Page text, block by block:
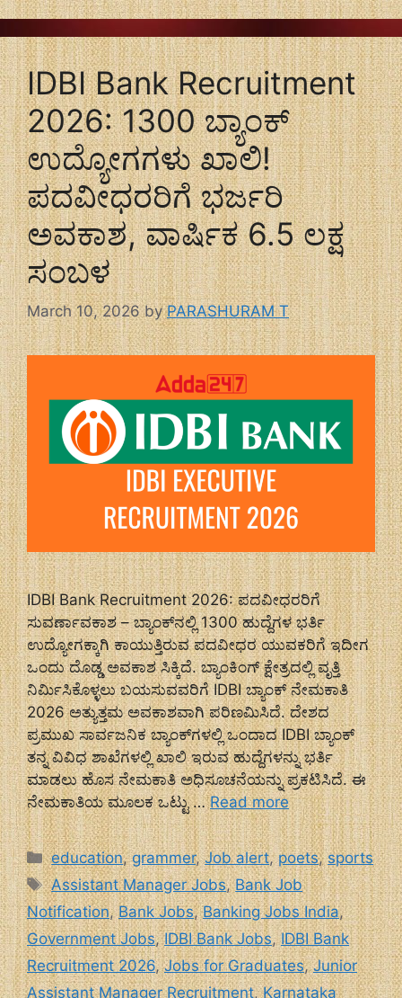
IDBI Bank Recruitment
2026: 1300 ಬ್ಯಾಂಕ್
ಉದ್ಯೋಗಗಳು ಖಾಲಿ!
ಪದವೀಧರರಿಗೆ ಭರ್ಜರಿ
ಅವಕಾಶ, ವಾರ್ಷಿಕ 6.5 ಲಕ್ಷ
ಸಂಬಳ
March 10, 2026 byPARASHURAM T
IDBI Bank Recruitment 2026: ಪದವೀಧರರಿಗೆ
ಸುವರ್ಣಾವಕಾಶ – ಬ್ಯಾಂಕ್‌ನಲ್ಲಿ 1300 ಹುದ್ದೆಗಳ ಭರ್ತಿ
ಉದ್ಯೋಗಕ್ಕಾಗಿ ಕಾಯುತ್ತಿರುವ ಪದವೀಧರ ಯುವಕರಿಗೆ ಇದೀಗ
ಒಂದು ದೊಡ್ಡ ಅವಕಾಶ ಸಿಕ್ಕಿದೆ. ಬ್ಯಾಂಕಿಂಗ್ ಕ್ಷೇತ್ರದಲ್ಲಿ ವೃತ್ತಿ
ನಿರ್ಮಿಸಿಕೊಳ್ಳಲು ಬಯಸುವವರಿಗೆ IDBI ಬ್ಯಾಂಕ್ ನೇಮಕಾತಿ
2026 ಅತ್ಯುತ್ತಮ ಅವಕಾಶವಾಗಿ ಪರಿಣಮಿಸಿದೆ. ದೇಶದ
ಪ್ರಮುಖ ಸಾರ್ವಜನಿಕ ಬ್ಯಾಂಕ್‌ಗಳಲ್ಲಿ ಒಂದಾದ IDBI ಬ್ಯಾಂಕ್
ತನ್ನ ವಿವಿಧ ಶಾಖೆಗಳಲ್ಲಿ ಖಾಲಿ ಇರುವ ಹುದ್ದೆಗಳನ್ನು ಭರ್ತಿ
ಮಾಡಲು ಹೊಸ ನೇಮಕಾತಿ ಅಧಿಸೂಚನೆಯನ್ನು ಪ್ರಕಟಿಸಿದೆ. ಈ
ನೇಮಕಾತಿಯ ಮೂಲಕ ಒಟ್ಟು …Read more
Categories
education,grammer,Job alert,poets,sports
Tags
Assistant Manager Jobs,Bank Job
Notification,Bank Jobs,Banking Jobs India,
Government Jobs,IDBI Bank Jobs,IDBI Bank
Recruitment 2026,Jobs for Graduates,Junior
Assistant Manager Recruitment,Karnataka